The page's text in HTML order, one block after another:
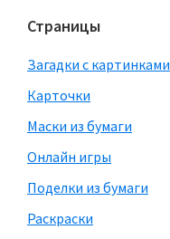
Страницы
Загадки с картинками
Карточки
Маски из бумаги
Онлайн игры
Поделки из бумаги
Раскраски